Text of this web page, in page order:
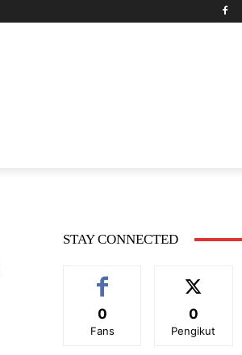
STAY CONNECTED
0
Fans
0
Pengikut